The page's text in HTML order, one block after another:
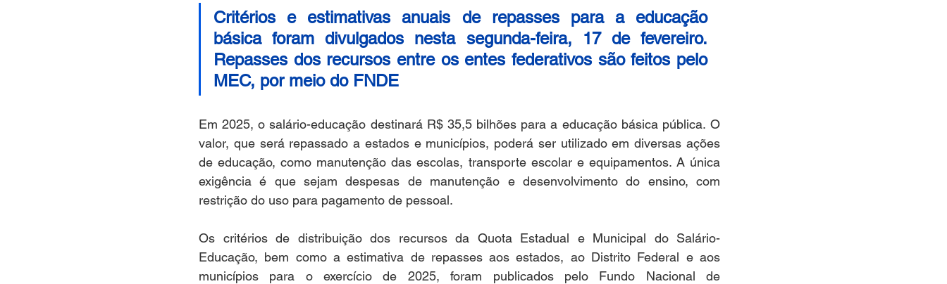
Critérios e estimativas anuais de repasses para a educação
básica foram divulgados nesta segunda-feira, 17 de fevereiro.
Repasses dos recursos entre os entes federativos são feitos pelo
MEC, por meio do FNDE
Em 2025, o salário-educação destinará R$ 35,5 bilhões para a educação básica pública. O
valor, que será repassado a estados e municípios, poderá ser utilizado em diversas ações
de educação, como manutenção das escolas, transporte escolar e equipamentos. A única
exigência é que sejam despesas de manutenção e desenvolvimento do ensino, com
restrição do uso para pagamento de pessoal.
Os critérios de distribuição dos recursos da Quota Estadual e Municipal do Salário-
Educação, bem como a estimativa de repasses aos estados, ao Distrito Federal e aos
municípios para o exercício de 2025, foram publicados pelo Fundo Nacional de